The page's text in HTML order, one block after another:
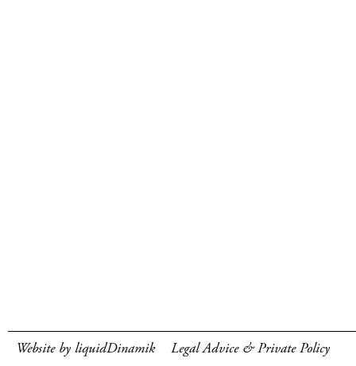
Website by liquidDinamik Legal Advice & Private Policy